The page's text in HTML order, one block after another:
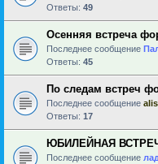
Ответы: 49
Осенняя встреча
Последнее сообщение
Ответы: 45
По следам встреч
Последнее сообщение
Ответы: 17
ЮБИЛЕЙНАЯ
Последнее сообщение